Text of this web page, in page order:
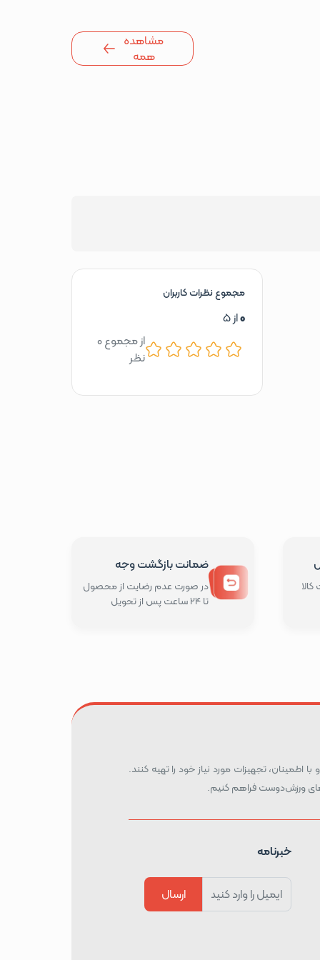
مشاهده
همه
مجموع نظرات کاربران
0از 5
از مجموع 0
نظر
ضمانت بازگشت وجه
در صورت عدم رضایت از محصول
تا 24 ساعت پس از تحویل
اطمینان، تجهیزات مورد نیاز خود را تهیه کنند.
ورزش‌دوست فراهم کنیم.
خبرنامه
ارسال